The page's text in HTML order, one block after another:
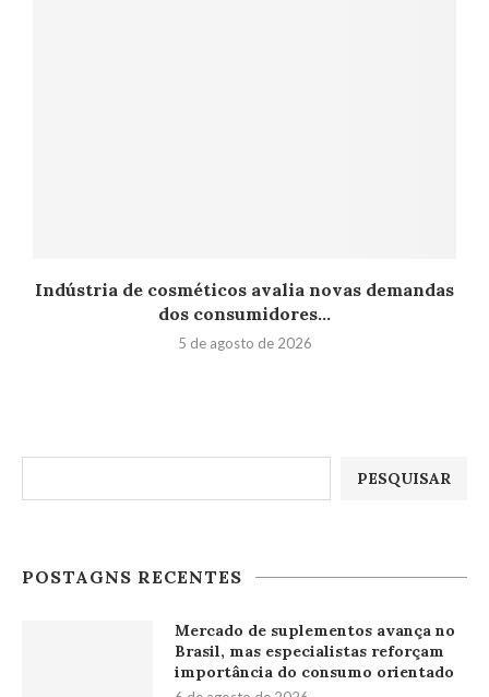
Indústria de cosméticos avalia novas demandas
dos consumidores...
5 de agosto de 2026
PESQUISAR
POSTAGNS RECENTES
Mercado de suplementos avança no
Brasil, mas especialistas reforçam
importância do consumo orientado